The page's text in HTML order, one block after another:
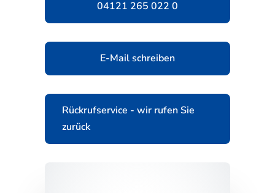
04121 265 022 0
E-Mail schreiben
Rückrufservice - wir rufen Sie
zurück